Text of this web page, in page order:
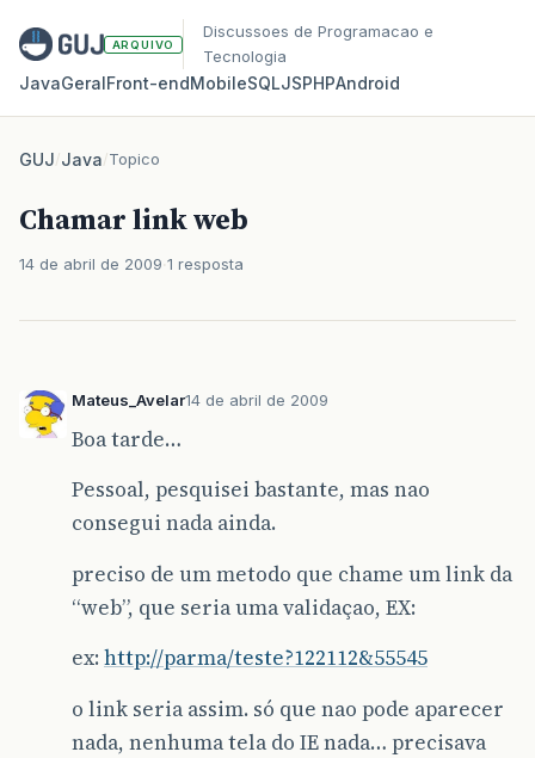
ARQUIVO
Discussoes de Programacao e
Tecnologia
JavaGeralFront‑endMobileSQLJSPHPAndroid
GUJ/Java/Topico
Chamar link web
14 de abril de 2009 1 resposta
Mateus_Avelar14 de abril de 2009
Boa tarde…
Pessoal, pesquisei bastante, mas nao
consegui nada ainda.
preciso de um metodo que chame um link da
“web”, que seria uma validaçao, EX:
ex: http://parma/teste?122112&55545
o link seria assim. só que nao pode aparecer
nada, nenhuma tela do IE nada… precisava